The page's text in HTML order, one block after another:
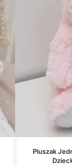
Pluszak